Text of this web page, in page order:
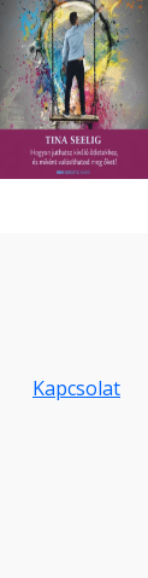
Hallgass bele
Kapcsolat